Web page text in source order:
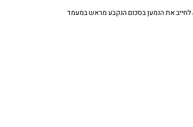
לחייב את הנמען בסכום הנקבע מראש במעמד